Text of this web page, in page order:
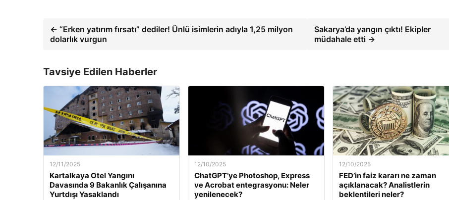
← “Erken yatırım fırsatı” dediler! Ünlü isimlerin adıyla 1,25 milyon
dolarlık vurgun
Sakarya’da yangın çıktı! Ekipler
müdahale etti →
Tavsiye Edilen Haberler
12/11/2025
Kartalkaya Otel Yangını
Davasında 9 Bakanlık Çalışanına
Yurtdışı Yasaklandı
12/10/2025
ChatGPT’ye Photoshop, Express
ve Acrobat entegrasyonu: Neler
yenilenecek?
12/10/2025
FED’in faiz kararı ne zaman
açıklanacak? Analistlerin
beklentileri neler?